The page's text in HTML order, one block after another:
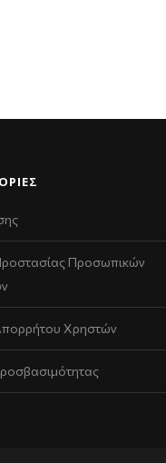
Προσωπικών
Χρηστών